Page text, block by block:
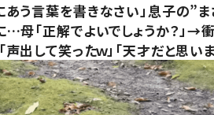
あう言葉を書きなさい」息子の”
…母「正解でよいでしょうか？」→
声出して笑ったｗ」「天才だと思いま